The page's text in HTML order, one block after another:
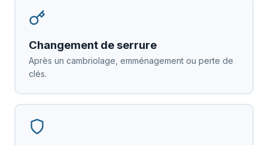
Changement de serrure
Après un cambriolage, emménagement ou perte de
clés.